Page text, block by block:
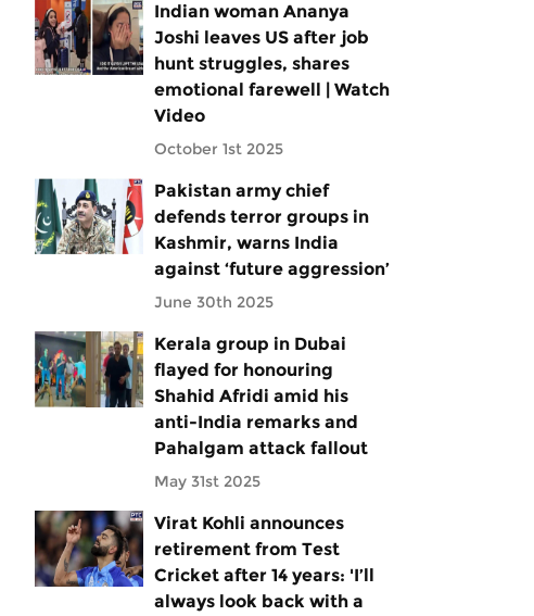
Indian woman Ananya
Joshi leaves US after job
hunt struggles, shares
emotional farewell | Watch
Video
October 1st 2025
Pakistan army chief
defends terror groups in
Kashmir, warns India
against ‘future aggression’
June 30th 2025
Kerala group in Dubai
flayed for honouring
Shahid Afridi amid his
anti-India remarks and
Pahalgam attack fallout
May 31st 2025
Virat Kohli announces
retirement from Test
Cricket after 14 years: 'I’ll
always look back with a